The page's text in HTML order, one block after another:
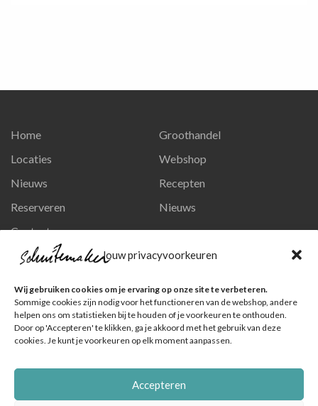
Jouw privacyvoorkeuren
Wij gebruiken cookies om je ervaring op onze site te verbeteren.
Sommige cookies zijn nodig voor het functioneren van de webshop, andere
helpen ons om statistieken bij te houden of je voorkeuren te onthouden.
Door op 'Accepteren' te klikken, ga je akkoord met het gebruik van deze
cookies. Je kunt je voorkeuren op elk moment aanpassen.
Accepteren
Home
Locaties
Nieuws
Reserveren
Contact
Privacy en persoonsgegevens
Groothandel
Webshop
Recepten
Nieuws
Ga naar onze pagina
Volg ons op Instagram
Ga naar onze pagina